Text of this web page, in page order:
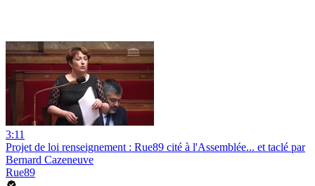
3:11
Projet de loi renseignement : Rue89 cité à l'Assemblée... et taclé par
Bernard Cazeneuve
Rue89